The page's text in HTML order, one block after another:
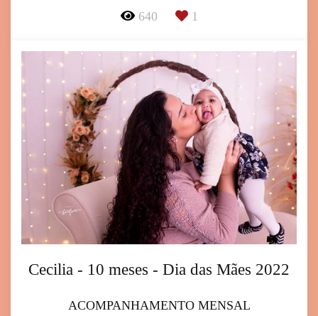
640 1
Cecilia - 10 meses - Dia das Mães 2022
ACOMPANHAMENTO MENSAL